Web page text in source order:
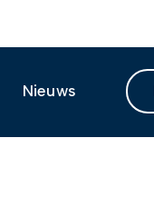
Nieuws